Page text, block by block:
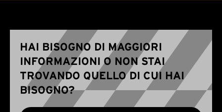
HAI BISOGNO DI MAGGIORI
INFORMAZIONI O NON STAI
TROVANDO QUELLO DI CUI HAI
BISOGNO?